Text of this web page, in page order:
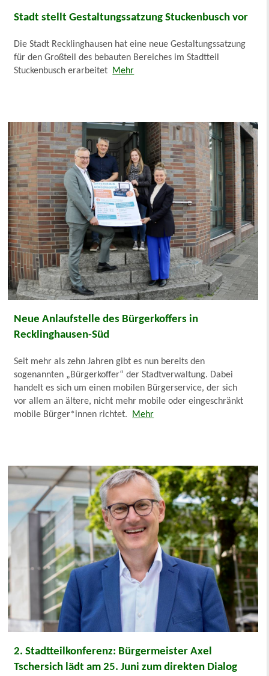
Stadt stellt Gestaltungssatzung Stuckenbusch vor
Die Stadt Recklinghausen hat eine neue Gestaltungssatzung
für den Großteil des bebauten Bereiches im Stadtteil
Stuckenbusch erarbeitet
Mehr
Neue Anlaufstelle des Bürgerkoffers in
Recklinghausen-Süd
Seit mehr als zehn Jahren gibt es nun bereits den
sogenannten „Bürgerkoffer“ der Stadtverwaltung. Dabei
handelt es sich um einen mobilen Bürgerservice, der sich
vor allem an ältere, nicht mehr mobile oder eingeschränkt
mobile Bürger*innen richtet. Mehr
2. Stadtteilkonferenz: Bürgermeister Axel
Tschersich lädt am 25. Juni zum direkten Dialog